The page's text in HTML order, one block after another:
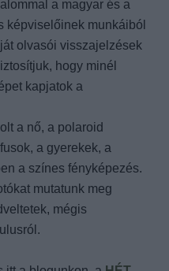
a magyar és a
képviselőinek munkáiból
olvasói visszajelzések
hogy minél
kapjatok a
a nő, a polaroid
a gyerekek, a
a színes fényképezés.
mutatunk meg
mégis